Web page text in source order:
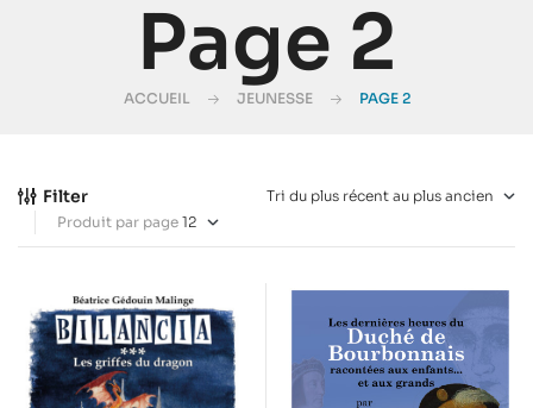
Page 2
ACCUEIL JEUNESSE PAGE 2
Filter
Produit par page